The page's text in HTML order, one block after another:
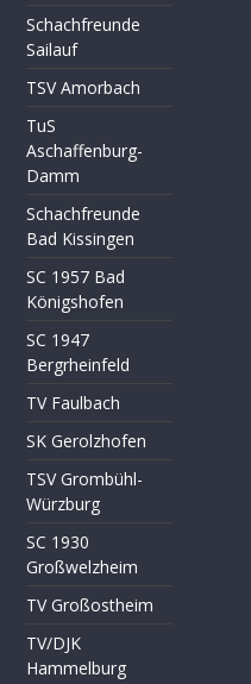
Schachfreunde
Sailauf
TSV Amorbach
TuS
Aschaffenburg-
Damm
Schachfreunde
Bad Kissingen
SC 1957 Bad
Königshofen
SC 1947
Bergrheinfeld
TV Faulbach
SK Gerolzhofen
TSV Grombühl-
Würzburg
SC 1930
Großwelzheim
TV Großostheim
TV/DJK
Hammelburg